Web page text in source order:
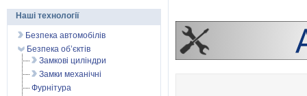
Наші технології
Безпека автомобілів
Безпека об’єктів
Замкові циліндри
Замки механічні
Фурнітура